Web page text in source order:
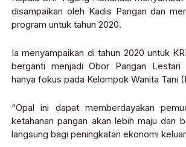
disampaikan oleh Kadis Pangan dan
program untuk tahun 2020.
Ia menyampaikan di tahun 2020 untuk
berganti menjadi Obor Pangan
hanya fokus pada Kelompok Wanita Tani
“Opal ini dapat memberdayakan
ketahanan pangan akan lebih maju dan
langsung bagi peningkatan ekonomi